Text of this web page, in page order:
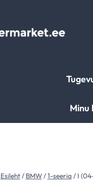
Minu
Esileht / BMW /1-seeria / I